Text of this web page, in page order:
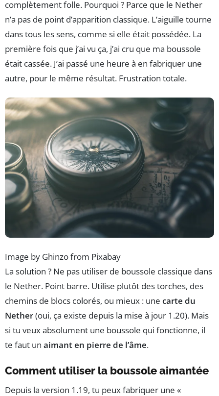
complètement folle. Pourquoi ? Parce que le Nether
n’a pas de point d’apparition classique. L’aiguille tourne
dans tous les sens, comme si elle était possédée. La
première fois que j’ai vu ça, j’ai cru que ma boussole
était cassée. J’ai passé une heure à en fabriquer une
autre, pour le même résultat. Frustration totale.
Image by Ghinzo from Pixabay
La solution ? Ne pas utiliser de boussole classique dans
le Nether. Point barre. Utilise plutôt des torches, des
chemins de blocs colorés, ou mieux : une carte du
Nether(oui, ça existe depuis la mise à jour 1.20). Mais
si tu veux absolument une boussole qui fonctionne, il
te faut un aimant en pierre de l’âme.
Comment utiliser la boussole aimantée
Depuis la version 1.19, tu peux fabriquer une «